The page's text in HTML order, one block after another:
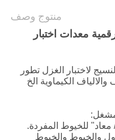
منتوج وصف
معدات اختبار
لاختبار الغزل تطور
الكيماوية الخ
والخيوط والخيوط